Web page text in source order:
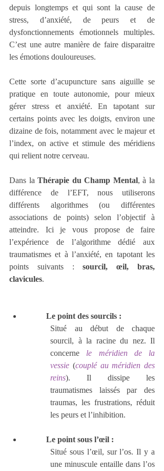
depuis longtemps et qui sont la cause de
stress, d’anxiété, de peurs et de
dysfonctionnements émotionnels multiples.
C’est une autre manière de faire disparaitre
les émotions douloureuses.
Cette sorte d’acupuncture sans aiguille se
pratique en toute autonomie, pour mieux
gérer stress et anxiété. En tapotant sur
certains points avec les doigts, environ une
dizaine de fois, notamment avec le majeur et
l’index, on active et stimule des méridiens
qui relient notre cerveau.
Dans la Thérapie du Champ Mental, à la
différence de l’EFT, nous utiliserons
différents algorithmes (ou différentes
associations de points) selon l’objectif à
atteindre. Ici je vous propose de faire
l’expérience de l’algorithme dédié aux
traumatismes et à l’anxiété, en tapotant les
points suivants : sourcil, œil, bras,
clavicules.
Le point des sourcils :
Situé au début de chaque
sourcil, à la racine du nez. Il
concerne le méridien de la
vessie (couplé au méridien des
reins). Il dissipe les
traumatismes laissés par des
traumas, les frustrations, réduit
les peurs et l’inhibition.
Le point sous l’œil :
Situé sous l’œil, sur l’os. Il y a
une minuscule entaille dans l’os